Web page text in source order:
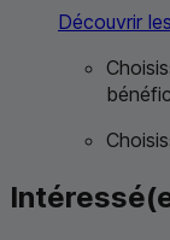
Découvrir